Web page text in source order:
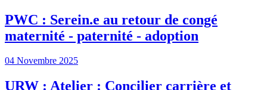
PWC : Serein.e au retour de congé
maternité - paternité - adoption
04 Novembre 2025
URW : Atelier : Concilier carrière et